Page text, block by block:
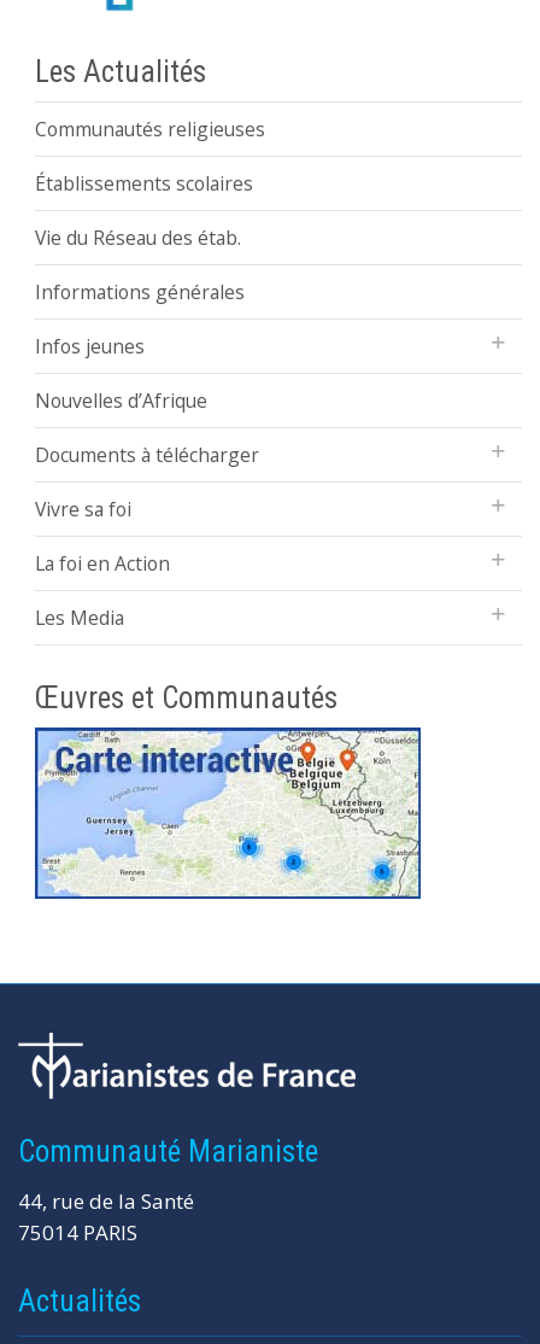
Les Actualités
Communautés religieuses
Établissements scolaires
Vie du Réseau des étab.
Informations générales
Infos jeunes
Nouvelles d’Afrique
Documents à télécharger
Vivre sa foi
La foi en Action
Les Media
Œuvres et Communautés
Communauté Marianiste
44, rue de la Santé
75014 PARIS
Actualités